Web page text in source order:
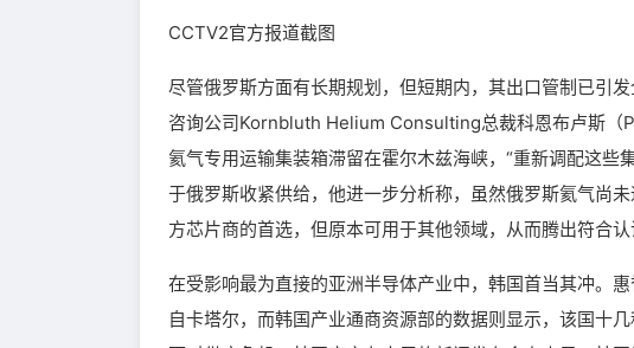
CCTV2官方报道截图
尽管俄罗斯方面有长期规划，但短期内，其出口管制已引
咨询公司Kornbluth Helium Consulting总裁科恩布卢斯
氦气专用运输集装箱滞留在霍尔木兹海峡，“重新调配这
于俄罗斯收紧供给，他进一步分析称，虽然俄罗斯氦气尚
方芯片商的首选，但原本可用于其他领域，从而腾出符合
在受影响最为直接的亚洲半导体产业中，韩国首当其冲。
自卡塔尔，而韩国产业通商资源部的数据则显示，该国十